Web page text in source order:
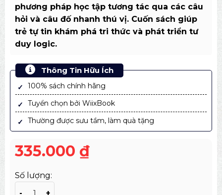
phương pháp học tập tương tác qua các câu
hỏi và câu đố nhanh thú vị. Cuốn sách giúp
trẻ tự tin khám phá tri thức và phát triển tư
duy logic.
Thông Tin Hữu Ích
100% sách chính hãng
Tuyển chọn bởi WiixBook
Thường được sưu tầm, làm quà tặng
335.000 ₫
Số lượng: